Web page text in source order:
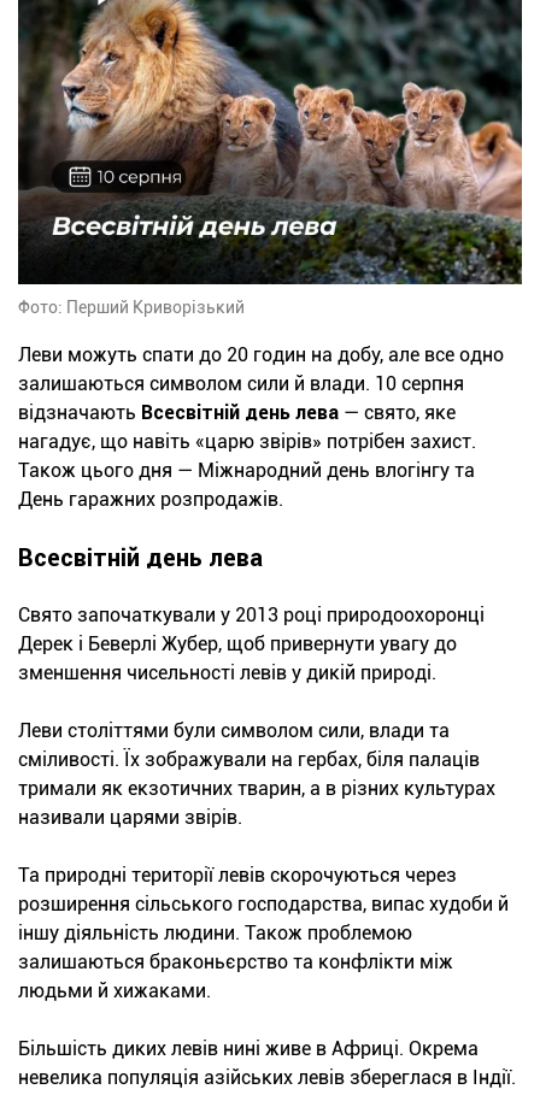
Фото: Перший Криворізький
Леви можуть спати до 20 годин на добу, але все одно
залишаються символом сили й влади. 10 серпня
відзначають Всесвітній день лева — свято, яке
нагадує, що навіть «царю звірів» потрібен захист.
Також цього дня — Міжнародний день влогінгу та
День гаражних розпродажів.
Всесвітній день лева
Свято започаткували у 2013 році природоохоронці
Дерек і Беверлі Жубер, щоб привернути увагу до
зменшення чисельності левів у дикій природі.
Леви століттями були символом сили, влади та
сміливості. Їх зображували на гербах, біля палаців
тримали як екзотичних тварин, а в різних культурах
називали царями звірів.
Та природні території левів скорочуються через
розширення сільського господарства, випас худоби й
іншу діяльність людини. Також проблемою
залишаються браконьєрство та конфлікти між
людьми й хижаками.
Більшість диких левів нині живе в Африці. Окрема
невелика популяція азійських левів збереглася в Індії.